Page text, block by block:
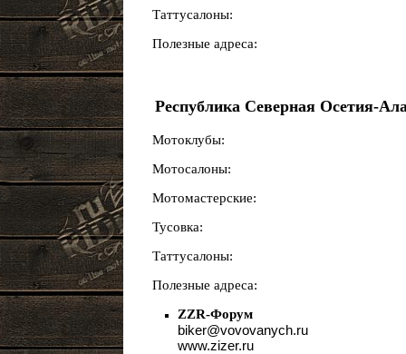
Таттусалоны:
Полезные адреса:
Республика Северная Осетия-
Мотоклубы:
Мотосалоны:
Мотомастерские:
Тусовка:
Таттусалоны:
Полезные адреса:
ZZR-Форум
biker@vovovanych.ru
www.zizer.ru